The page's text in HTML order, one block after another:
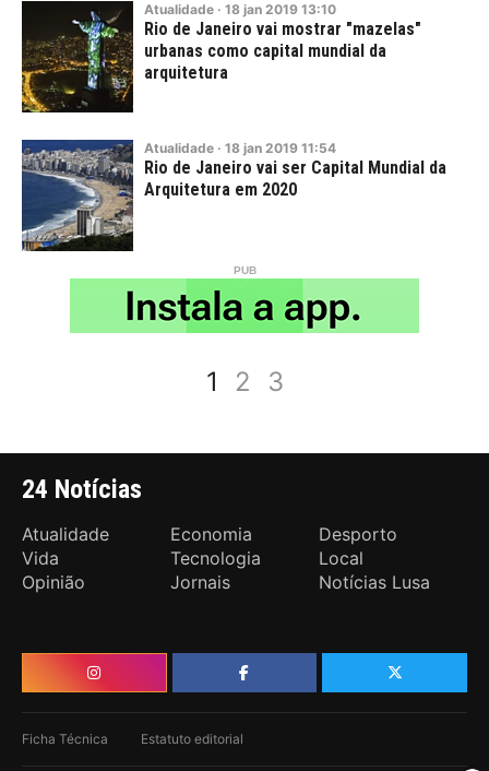
Atualidade · 18 jan 2019 13:10
Rio de Janeiro vai mostrar "mazelas"
urbanas como capital mundial da
arquitetura
Atualidade · 18 jan 2019 11:54
Rio de Janeiro vai ser Capital Mundial da
Arquitetura em 2020
1 2 3
24 Notícias
Atualidade Economia
Desporto
Vida
Tecnologia
Local
Opinião
Jornais Notícias Lusa
Ficha Técnica Estatuto editorial